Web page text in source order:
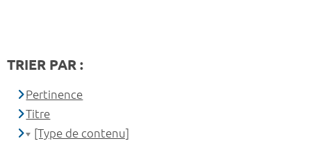
TRIER PAR :
Pertinence
Titre
[Type de contenu]